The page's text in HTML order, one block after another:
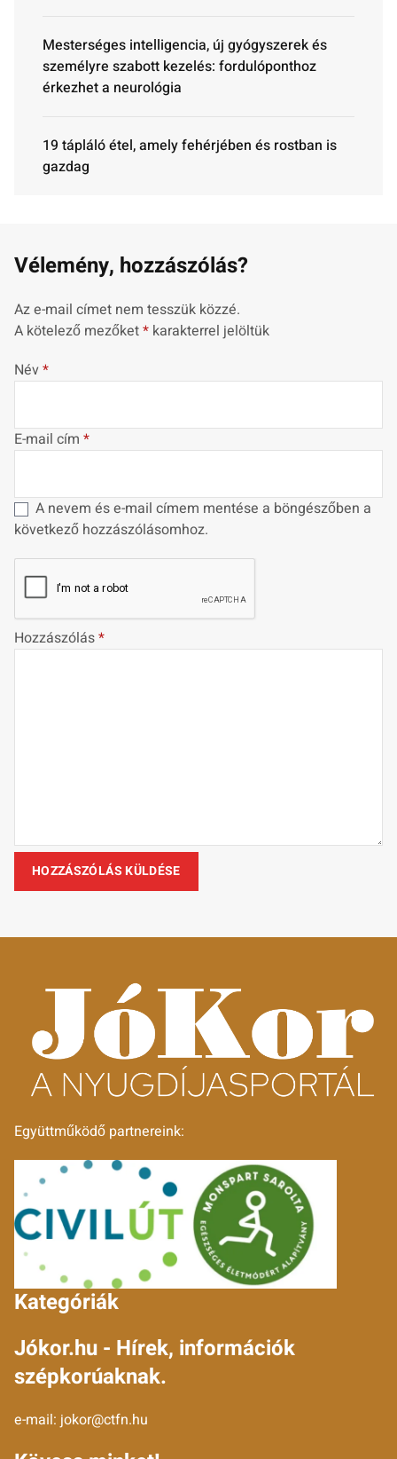
Mesterséges intelligencia, új gyógyszerek és
személyre szabott kezelés: fordulóponthoz
érkezhet a neurológia
19 tápláló étel, amely fehérjében és rostban is
gazdag
Vélemény, hozzászólás?
Az e-mail címet nem tesszük közzé.
A kötelező mezőket* karakterrel jelöltük
Név*
E-mail cím *
A nevem és e-mail címem mentése a böngészőben a
következő hozzászólásomhoz.
Hozzászólás*
Együttműködő partnereink:
Kategóriák
Jókor.hu - Hírek, információk
szépkorúaknak.
e-mail: jokor@ctfn.hu